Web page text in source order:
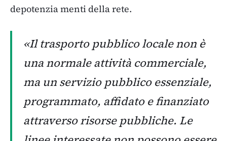
depotenzia menti della rete.
«Il trasporto pubblico locale non è
una normale attività commerciale,
ma un servizio pubblico essenziale,
programmato, affidato e finanziato
attraverso risorse pubbliche. Le